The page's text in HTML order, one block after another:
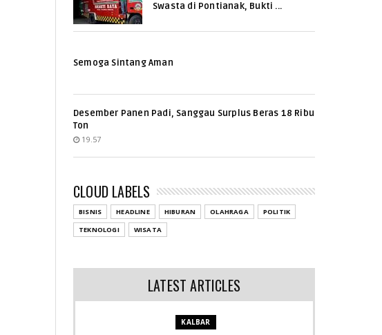
Swasta di Pontianak, Bukti ...
Semoga Sintang Aman
Desember Panen Padi, Sanggau Surplus Beras 18 Ribu
Ton
19.57
CLOUD LABELS
BISNIS HEADLINE HIBURAN OLAHRAGA
POLITIK
TEKNOLOGI
WISATA
LATEST ARTICLES
KALBAR